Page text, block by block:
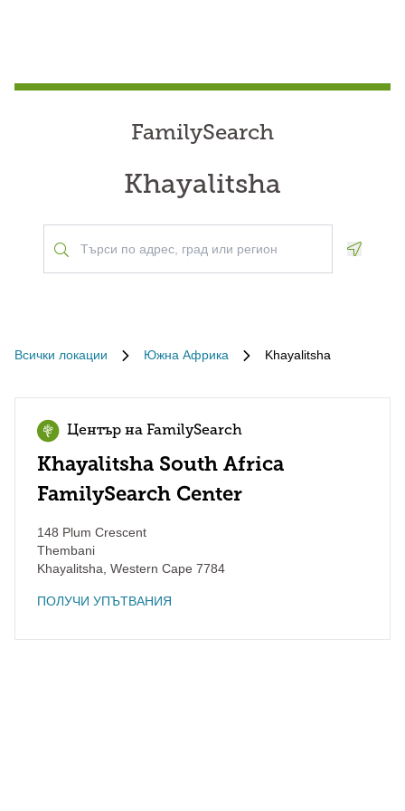
FamilySearch
Khayalitsha
Всички локации Южна Африка Khayalitsha
Център на FamilySearch
Khayalitsha South Africa
FamilySearch Center
148 Plum Crescent
Thembani
Khayalitsha Western Cape 7784
ПОЛУЧИ УПЪТВАНИЯ